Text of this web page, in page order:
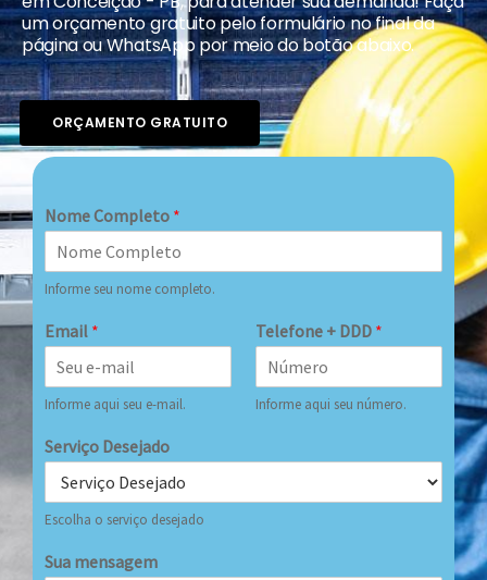
um orçamento gratuito pelo formulário no final da
página ou WhatsApp por meio do botão abaixo.
ORÇAMENTO GRATUITO
Nome Completo *
Informe seu nome completo.
Email *
Informe aqui seu e-mail.
Telefone + DDD *
Informe aqui seu número.
Serviço Desejado
Escolha o serviço desejado
Sua mensagem